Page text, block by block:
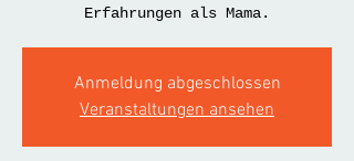
Erfahrungen als Mama.
Anmeldung abgeschlossen
Veranstaltungen ansehen